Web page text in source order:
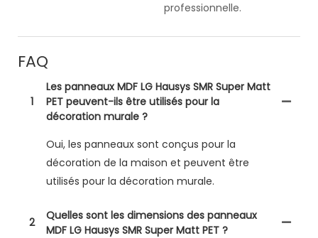
professionnelle.
FAQ
1
Les panneaux MDF LG Hausys SMR Super Matt
PET peuvent-ils être utilisés pour la
décoration murale ?
Oui, les panneaux sont conçus pour la
décoration de la maison et peuvent être
utilisés pour la décoration murale.
2
Quelles sont les dimensions des panneaux
MDF LG Hausys SMR Super Matt PET ?